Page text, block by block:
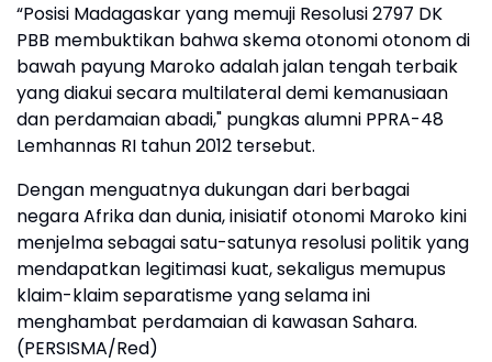
“Posisi Madagaskar yang memuji Resolusi 2797 DK
PBB membuktikan bahwa skema otonomi otonom di
bawah payung Maroko adalah jalan tengah terbaik
yang diakui secara multilateral demi kemanusiaan
dan perdamaian abadi," pungkas alumni PPRA-48
Lemhannas RI tahun 2012 tersebut.
Dengan menguatnya dukungan dari berbagai
negara Afrika dan dunia, inisiatif otonomi Maroko kini
menjelma sebagai satu-satunya resolusi politik yang
mendapatkan legitimasi kuat, sekaligus memupus
klaim-klaim separatisme yang selama ini
menghambat perdamaian di kawasan Sahara.
(PERSISMA/Red)